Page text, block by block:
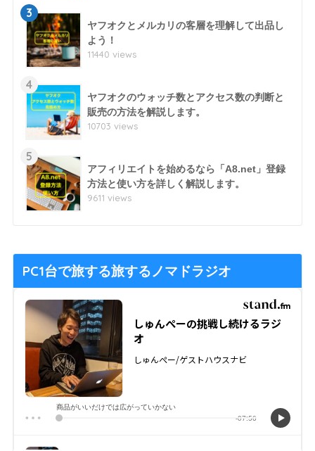
3
ヤフオクとメルカリの客層を理解して出品し
よう！
11440 views
4
ヤフオクのウォッチ数とアクセス数の判断と
販売の方法を解説します。
10703 views
5
アフィリエイトを始めるなら「A8.net」登録
方法と使い方を詳しく解説します。
9611 views
PC1台で旅する旅するノマドラジオ